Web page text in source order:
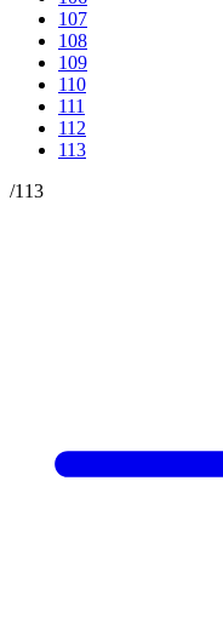
107
108
109
110
111
112
113
/113